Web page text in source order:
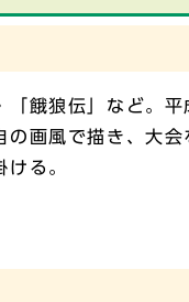
餓狼伝」など。
画風で描き、大
る。